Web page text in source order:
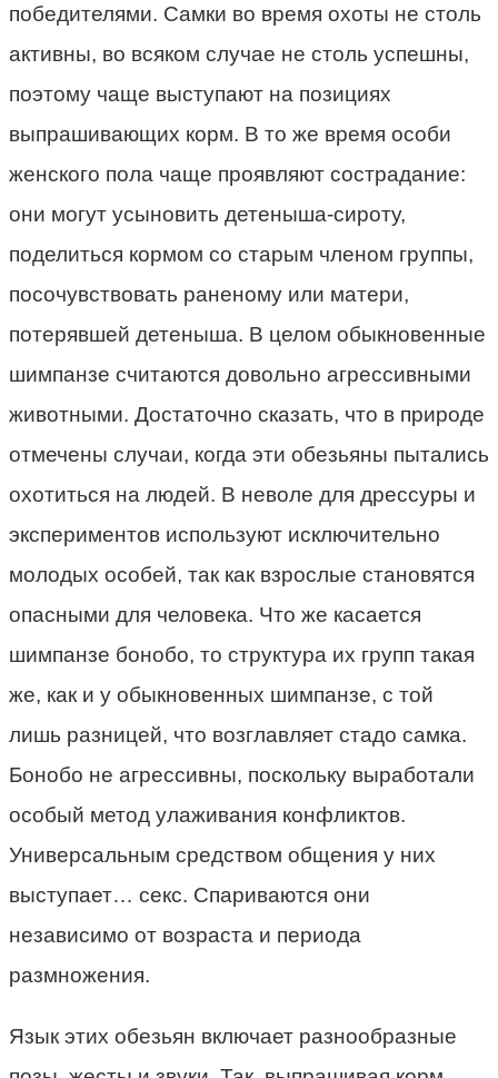
победителями. Самки во время охоты не столь
активны, во всяком случае не столь успешны,
поэтому чаще выступают на позициях
выпрашивающих корм. В то же время особи
женского пола чаще проявляют сострадание:
они могут усыновить детеныша-сироту,
поделиться кормом со старым членом группы,
посочувствовать раненому или матери,
потерявшей детеныша. В целом обыкновенные
шимпанзе считаются довольно агрессивными
животными. Достаточно сказать, что в природе
отмечены случаи, когда эти обезьяны пытались
охотиться на людей. В неволе для дрессуры и
экспериментов используют исключительно
молодых особей, так как взрослые становятся
опасными для человека. Что же касается
шимпанзе бонобо, то структура их групп такая
же, как и у обыкновенных шимпанзе, с той
лишь разницей, что возглавляет стадо самка.
Бонобо не агрессивны, поскольку выработали
особый метод улаживания конфликтов.
Универсальным средством общения у них
выступает… секс. Спариваются они
независимо от возраста и периода
размножения.
Язык этих обезьян включает разнообразные